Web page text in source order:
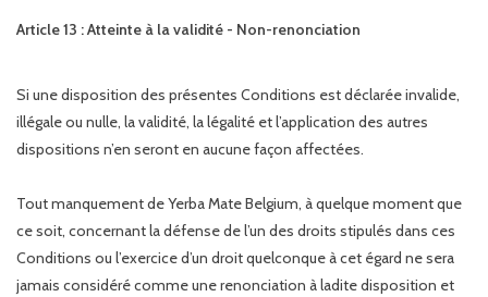
Article 13 : Atteinte à la validité - Non-renonciation
Si une disposition des présentes Conditions est déclarée invalide,
illégale ou nulle, la validité, la légalité et l’application des autres
dispositions n’en seront en aucune façon affectées.
Tout manquement de Yerba Mate Belgium, à quelque moment que
ce soit, concernant la défense de l’un des droits stipulés dans ces
Conditions ou l’exercice d’un droit quelconque à cet égard ne sera
jamais considéré comme une renonciation à ladite disposition et